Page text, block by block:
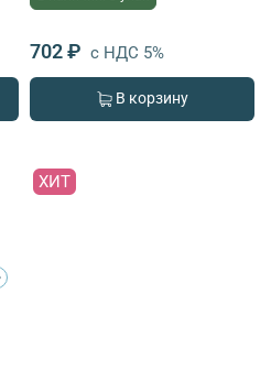
702 ₽ с НДС 5%
В корзину
ХИТ